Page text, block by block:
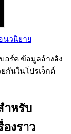
นวนิยาย
อร์ด ข้อมูลอ้างอิง
กันในโปรเจ็กต์
ำหรับ
งราว